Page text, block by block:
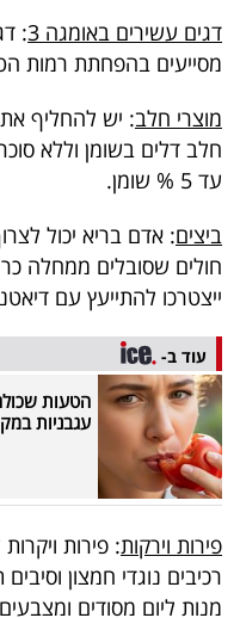
באייס
עקבו
אחרינו:
דגים עשירים באומגה 3
:
מסייעים בהפחתת רמות
מוצרי חלב: יש להחליף
חלב דלים בשומן וללא
עד 5 % שומן.
ביצים
חולים שסובלים ממחלה
ייצטרכו להתייעץ עם
עוד ב-
הטעות
עגבניות
פירות וירקות: פירות
מנות ליום מסודים